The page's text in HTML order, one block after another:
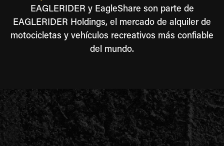
EAGLERIDER y EagleShare son parte de
EAGLERIDER Holdings, el mercado de alquiler de
motocicletas y vehículos recreativos más confiable
del mundo.